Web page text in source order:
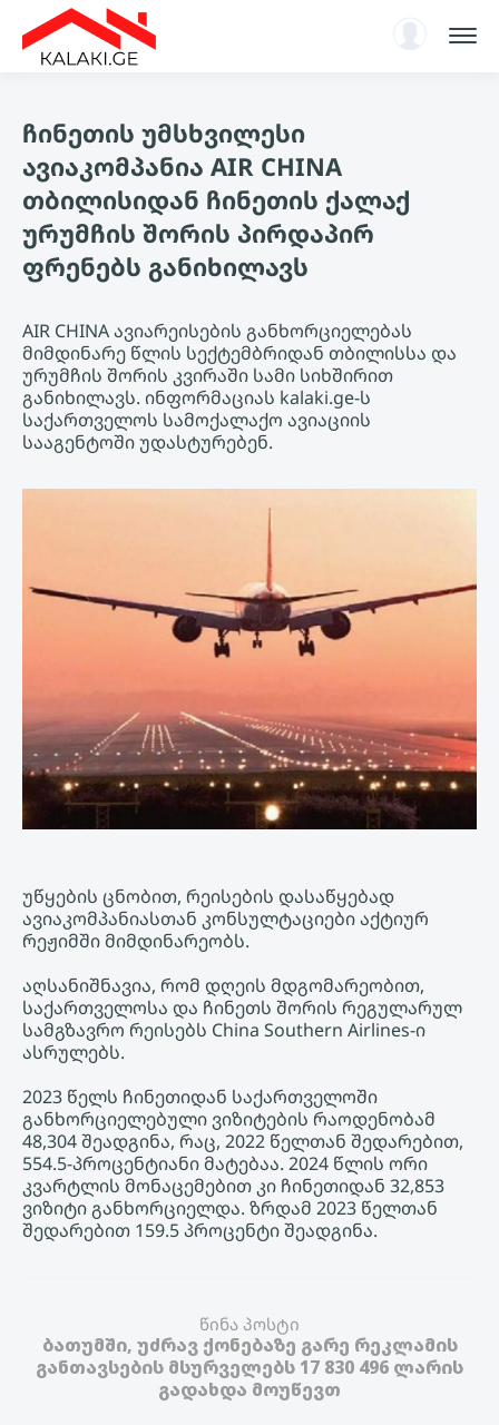
სარჩევი
ენციკლოპედია
ახალი ამბები, ანალიტიკა
ავტორიზაცია
KA
ჩინეთის უმსხვილესი
ავიაკომპანია AIR CHINA
თბილისიდან ჩინეთის ქალაქ
ურუმჩის შორის პირდაპირ
ფრენებს განიხილავს
AIR CHINA ავიარეისების განხორციელებას
მიმდინარე წლის სექტემბრიდან თბილისსა და
ურუმჩის შორის კვირაში სამი სიხშირით
განიხილავს. ინფორმაციას kalaki.ge-ს
საქართველოს სამოქალაქო ავიაციის
სააგენტოში უდასტურებენ.
უწყების ცნობით, რეისების დასაწყებად
ავიაკომპანიასთან კონსულტაციები აქტიურ
რეჟიმში მიმდინარეობს.
აღსანიშნავია, რომ დღეის მდგომარეობით,
საქართველოსა და ჩინეთს შორის რეგულარულ
სამგზავრო რეისებს China Southern Airlines-ი
ასრულებს.
2023 წელს ჩინეთიდან საქართველოში
განხორციელებული ვიზიტების რაოდენობამ
48,304 შეადგინა, რაც, 2022 წელთან შედარებით,
554.5-პროცენტიანი მატებაა. 2024 წლის ორი
კვარტლის მონაცემებით კი ჩინეთიდან 32,853
ვიზიტი განხორციელდა. ზრდამ 2023 წელთან
შედარებით 159.5 პროცენტი შეადგინა.
წინა პოსტი
ბათუმში, უძრავ ქონებაზე გარე რეკლამის
განთავსების მსურველებს 17 830 496 ლარის
გადახდა მოუწევთ